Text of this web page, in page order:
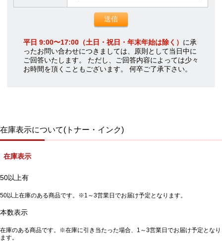
平日 9:00〜17:00（土日・祝日・年末年始は除く） に承
ったお問い合わせにつきましては、原則として当日中に
ご回答いたします。 ただし、ご回答内容によっては少々
お時間を頂くこともございます。 何卒ご了承下さい。
在庫表示について(トナー・インク)
在庫表示
50以上有
50以上在庫のある商品です。※1～3営業日でお届け予定となります。
本数表示
在庫のある商品です。※在庫に引き当たった場合、1～3営業日でお届け予定となり
ます。